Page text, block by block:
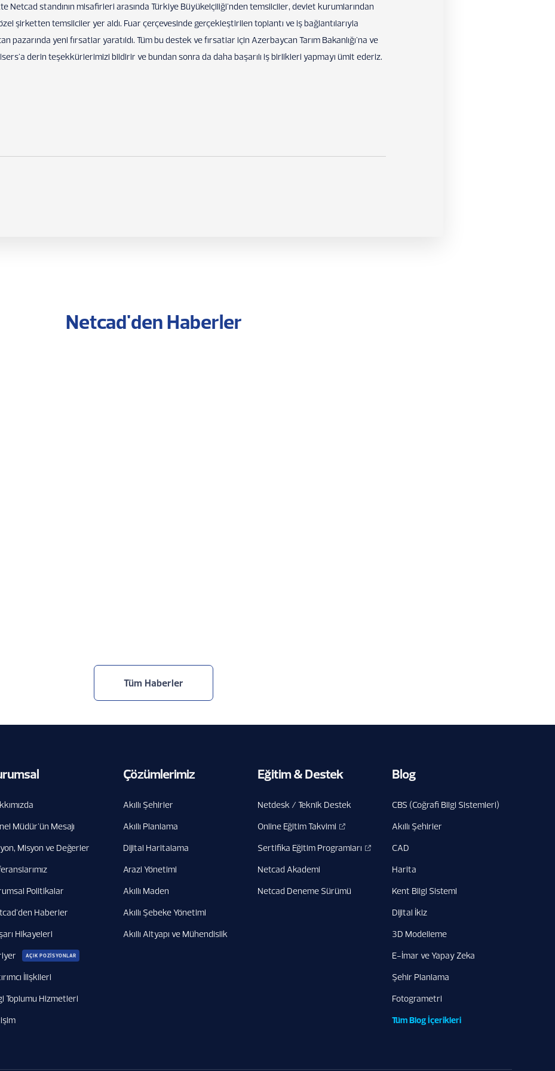
Netcad standının misafirleri arasında Türkiye Büyükelçiliği'nden temsilciler, devlet kurumlarından
şirketten temsilciler yer aldı. Fuar çerçevesinde gerçekleştirilen toplantı ve iş bağlantılarıyla
pazarında yeni fırsatlar yaratıldı. Tüm bu destek ve fırsatlar için Azerbaycan Tarım Bakanlığı'na ve
derin teşekkürlerimizi bildirir ve bundan sonra da daha başarılı iş birlikleri yapmayı ümit ederiz.
Netcad'den Haberler
Tüm Haberler
Müdür'ün Mesajı
Misyon ve Değerler
Politikalar
Haberler
Hikayeleri
AÇIK POZİSYONLAR
İlişkileri
Toplumu Hizmetleri
Çözümlerimiz
Akıllı Şehirler
Akıllı Planlama
Dijital Haritalama
Arazi Yönetimi
Akıllı Maden
Akıllı Şebeke Yönetimi
Akıllı Altyapı ve Mühendislik
Eğitim & Destek
Netdesk / Teknik Destek
Online Eğitim Takvimi
Sertifika Eğitim Programları
Netcad Akademi
Netcad Deneme Sürümü
Blog
CBS (Coğrafi Bilgi Sistemleri)
Akıllı Şehirler
CAD
Harita
Kent Bilgi Sistemi
Dijital İkiz
3D Modelleme
E-İmar ve Yapay Zeka
Şehir Planlama
Fotogrametri
Tüm Blog İçerikleri